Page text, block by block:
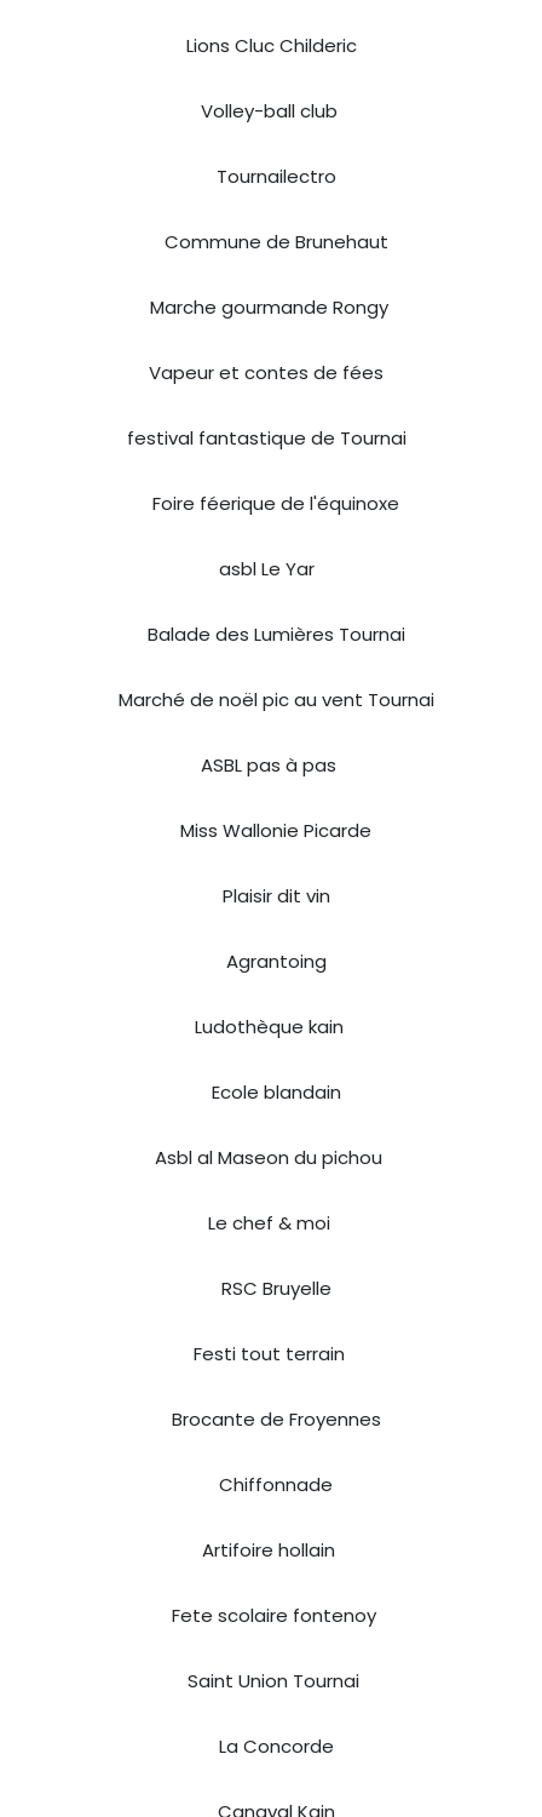
Lions Cluc Childeric
Volley-ball club
Tournailectro
Commune de Brunehaut
Marche gourmande Rongy
Vapeur et contes de fées
festival fantastique de Tournai
Foire féerique de l'équinoxe
asbl Le Yar
Balade des Lumières Tournai
Marché de noël pic au vent Tournai
ASBL pas à pas
Miss Wallonie Picarde
Plaisir dit vin
Agrantoing
Ludothèque kain
Ecole blandain
Asbl al Maseon du pichou
Le chef & moi
RSC Bruyelle
Festi tout terrain
Brocante de Froyennes
Chiffonnade
Artifoire hollain
Fete scolaire fontenoy
Saint Union Tournai
La Concorde
Canaval Kain